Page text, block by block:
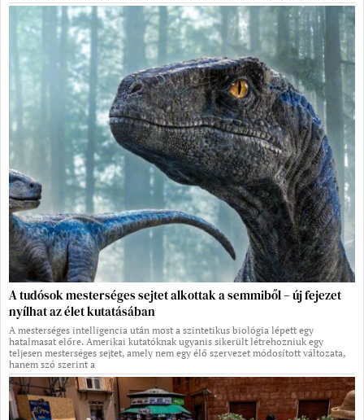
A tudósok mesterséges sejtet alkottak a semmiből – új fejezet
nyílhat az élet kutatásában
A mesterséges intelligencia után most a szintetikus biológia lépett egy
hatalmasat előre. Amerikai kutatóknak ugyanis sikerült létrehozniuk egy
teljesen mesterséges sejtet, amely nem egy élő szervezet módosított változata,
hanem szó szerint a